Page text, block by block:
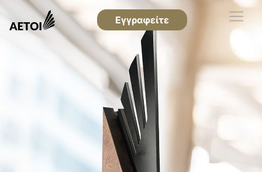
Εγγραφείτε